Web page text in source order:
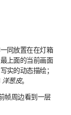
同放置在在灯箱
上面的当前画面
实的动态描绘；
洋葱皮。
帧周边看到一层